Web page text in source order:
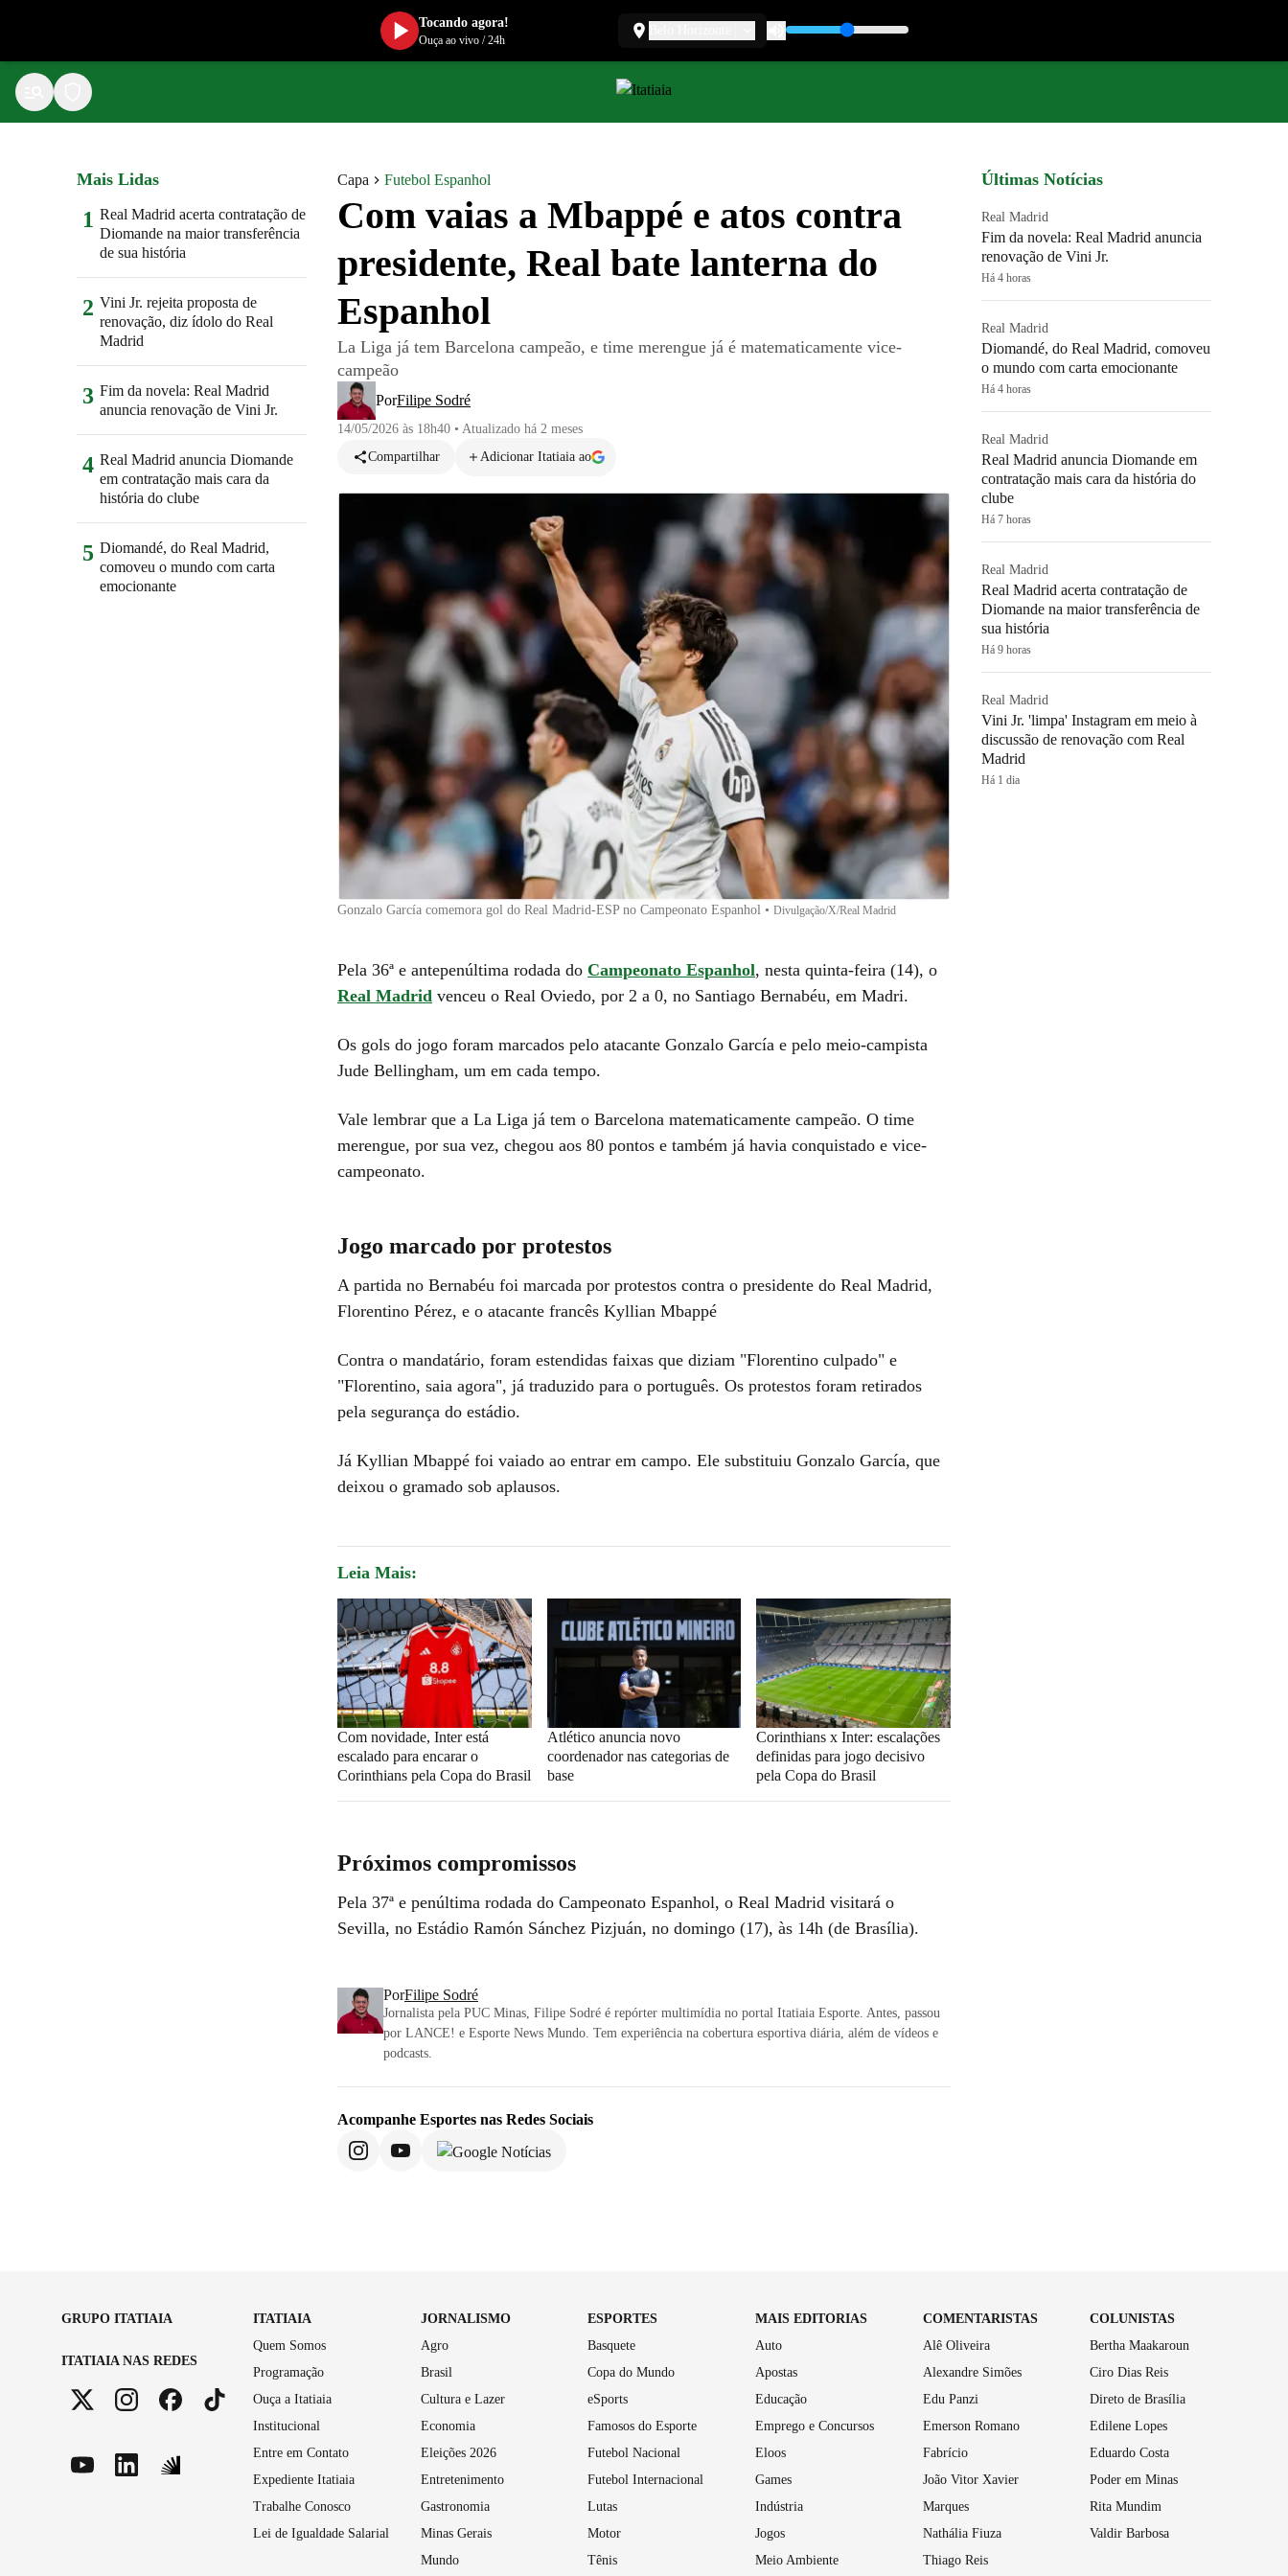
Capa Futebol Espanhol
Com vaias a Mbappé e atos contra
presidente, Real bate lanterna do
Espanhol
La Liga já tem Barcelona campeão, e time merengue já é matematicamente vice-
campeão
PorFilipe Sodré
14/05/2026 às 18h40 • Atualizado há 2 meses
Compartilhar
Adicionar Itatiaia ao
Gonzalo García comemora gol do Real Madrid-ESP no Campeonato Espanhol • Divulgação/X/Real Madrid
Pela 36ª e antepenúltima rodada do Campeonato Espanhol, nesta quinta-feira (14), o
Real Madrid venceu o Real Oviedo, por 2 a 0, no Santiago Bernabéu, em Madri.
Os gols do jogo foram marcados pelo atacante Gonzalo García e pelo meio-campista
Jude Bellingham, um em cada tempo.
Vale lembrar que a La Liga já tem o Barcelona matematicamente campeão. O time
merengue, por sua vez, chegou aos 80 pontos e também já havia conquistado e vice-
campeonato.
Jogo marcado por protestos
A partida no Bernabéu foi marcada por protestos contra o presidente do Real Madrid,
Florentino Pérez, e o atacante francês Kyllian Mbappé
Contra o mandatário, foram estendidas faixas que diziam "Florentino culpado" e
"Florentino, saia agora", já traduzido para o português. Os protestos foram retirados
pela segurança do estádio.
Já Kyllian Mbappé foi vaiado ao entrar em campo. Ele substituiu Gonzalo García, que
deixou o gramado sob aplausos.
Leia Mais:
Com novidade, Inter está
escalado para encarar o
Corinthians pela Copa do Brasil
Atlético anuncia novo
coordenador nas categorias de
base
Corinthians x Inter: escalações
definidas para jogo decisivo
pela Copa do Brasil
Próximos compromissos
Pela 37ª e penúltima rodada do Campeonato Espanhol, o Real Madrid visitará o
Sevilla, no Estádio Ramón Sánchez Pizjuán, no domingo (17), às 14h (de Brasília).
PorFilipe Sodré
Jornalista pela PUC Minas, Filipe Sodré é repórter multimídia no portal Itatiaia Esporte. Antes, passou
por LANCE! e Esporte News Mundo. Tem experiência na cobertura esportiva diária, além de vídeos e
podcasts.
Acompanhe Esportes nas Redes Sociais
Mais Lidas
1 Real Madrid acerta contratação de
Diomande na maior transferência
de sua história
2 Vini Jr. rejeita proposta de
renovação, diz ídolo do Real
Madrid
3 Fim da novela: Real Madrid
anuncia renovação de Vini Jr.
4 Real Madrid anuncia Diomande
em contratação mais cara da
história do clube
5 Diomandé, do Real Madrid,
comoveu o mundo com carta
emocionante
Últimas Notícias
Real Madrid
Fim da novela: Real Madrid anuncia
renovação de Vini Jr.
Há 4 horas
Real Madrid
Diomandé, do Real Madrid, comoveu
o mundo com carta emocionante
Há 4 horas
Real Madrid
Real Madrid anuncia Diomande em
contratação mais cara da história do
clube
Há 7 horas
Real Madrid
Real Madrid acerta contratação de
Diomande na maior transferência de
sua história
Há 9 horas
Real Madrid
Vini Jr. 'limpa' Instagram em meio à
discussão de renovação com Real
Madrid
Há 1 dia
GRUPO ITATIAIA
ITATIAIA NAS REDES
ITATIAIA
Quem Somos
Programação
Ouça a Itatiaia
Institucional
Entre em Contato
Expediente Itatiaia
Trabalhe Conosco
Lei de Igualdade Salarial
JORNALISMO
Agro
Brasil
Cultura e Lazer
Economia
Eleições 2026
Entretenimento
Gastronomia
Minas Gerais
Mundo
ESPORTES
Basquete
Copa do Mundo
eSports
Famosos do Esporte
Futebol Nacional
Futebol Internacional
Lutas
Motor
Tênis
MAIS EDITORIAS
Auto
Apostas
Educação
Emprego e Concursos
Eloos
Games
Indústria
Jogos
Meio Ambiente
COMENTARISTAS
Alê Oliveira
Alexandre Simões
Edu Panzi
Emerson Romano
Fabrício
João Vitor Xavier
Marques
Nathália Fiuza
Thiago Reis
COLUNISTAS
Bertha Maakaroun
Ciro Dias Reis
Direto de Brasília
Edilene Lopes
Eduardo Costa
Poder em Minas
Rita Mundim
Valdir Barbosa
Tocando agora!
Ouça ao vivo/24h